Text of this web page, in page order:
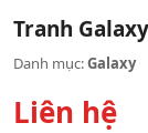
Tranh
Danh mục:Galaxy
Liên hệ